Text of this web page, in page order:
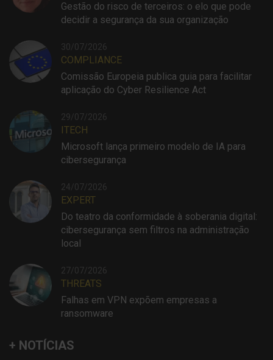
Gestão do risco de terceiros: o elo que pode
decidir a segurança da sua organização
30/07/2026
COMPLIANCE
Comissão Europeia publica guia para facilitar
aplicação do Cyber Resilience Act
29/07/2026
ITECH
Microsoft lança primeiro modelo de IA para
cibersegurança
24/07/2026
EXPERT
Do teatro da conformidade à soberania digital:
cibersegurança sem filtros na administração
local
27/07/2026
THREATS
Falhas em VPN expõem empresas a
ransomware
+ NOTÍCIAS